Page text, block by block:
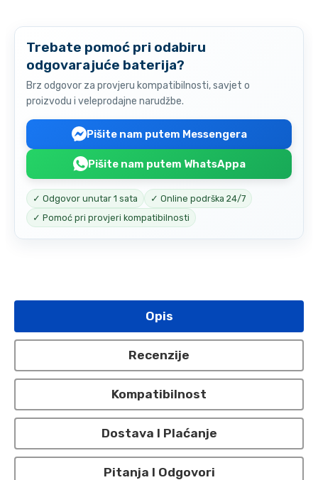
Trebate pomoć pri odabiru
odgovarajuće baterija?
Brz odgovor za provjeru kompatibilnosti, savjet o
proizvodu i veleprodajne narudžbe.
Pišite nam putem Messengera
Pišite nam putem WhatsAppa
✓ Odgovor unutar 1 sata
✓ Online podrška 24/7
✓ Pomoć pri provjeri kompatibilnosti
Opis
Recenzije
Kompatibilnost
Dostava I Plaćanje
Pitanja I Odgovori